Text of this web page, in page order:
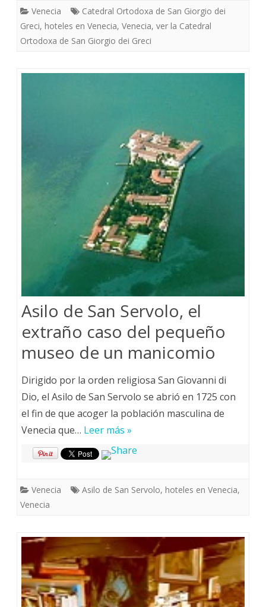
Venecia
Catedral Ortodoxa de San Giorgio dei
Greci, hoteles en Venecia, Venecia, ver la Catedral
Ortodoxa de San Giorgio dei Greci
Asilo de San Servolo, el
extraño caso del pequeño
museo de un manicomio
Dirigido por la orden religiosa San Giovanni di
Dio, el Asilo de San Servolo se abrió en 1725 con
el fin de que acoger la población masculina de
Venecia que… Leer más »
Venecia Asilo de San Servolo, hoteles en Venecia,
Venecia